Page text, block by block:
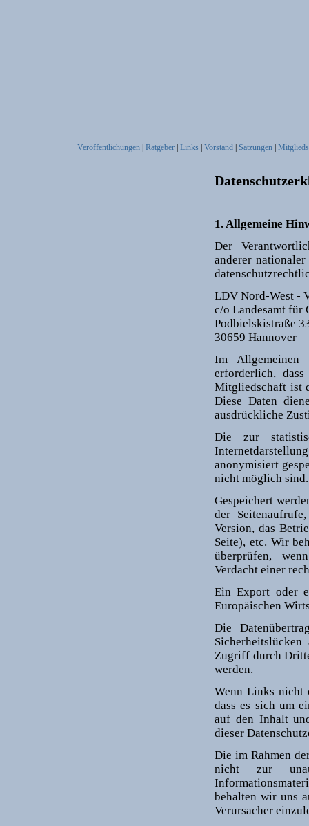
Veröffentlichungen Ratgeber Links Vorstand Satzungen
1. Allgemeine
Der
anderer
LDV Nord-West -
c/o Landesamt für
Podbielskistraße
30659 Hannover
Im
erforderlich,
Mitgliedschaft ist
Diese Daten
ausdrückliche
Die zur
anonymisiert
nicht möglich sind.
Gespeichert
der
Version, das
Seite), etc. Wir
überprüfen,
Verdacht einer
Ein Export oder
Europäischen
Die
Zugriff durch
werden.
Wenn Links nicht
dass es sich um
auf den Inhalt
dieser
Die im Rahmen
nicht zur
behalten wir uns
Verursacher